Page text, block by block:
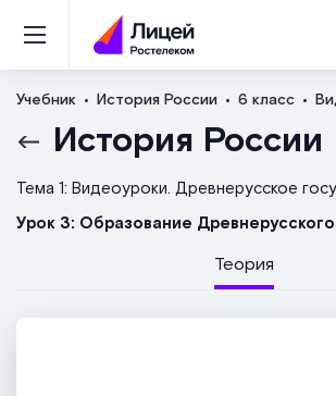
Учебник История России 6 класс
История России
Тема 1: Видеоуроки. Древнерусское
Урок 3: Образование Древнерусского
Теория